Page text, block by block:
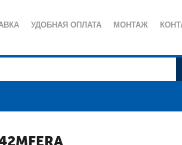
УДОБНАЯ ОПЛАТА МОНТАЖ